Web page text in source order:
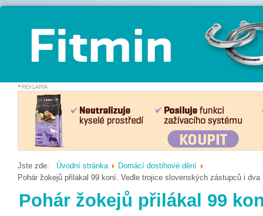
Jste zde: Úvodní stránka
Domácí dostihové dění
Pohár žokejů přilákal 99 koní. Vedle trojice slovenských zástupců i
Pohár žokejů přilákal 99